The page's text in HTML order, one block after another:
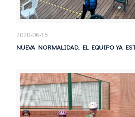
2020-06-15
NUEVA NORMALIDAD, EL EQUIPO YA